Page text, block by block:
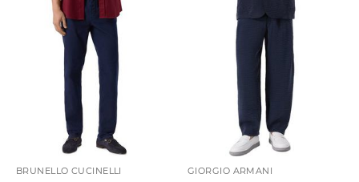
BRUNELLO CUCINELLI GIORGIO ARMANI